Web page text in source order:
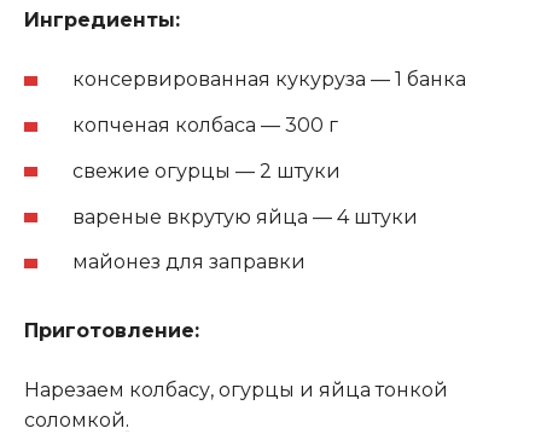
Ингредиенты:
консервированная кукуруза — 1 банка
копченая колбаса — 300 г
свежие огурцы — 2 штуки
вареные вкрутую яйца — 4 штуки
майонез для заправки
Приготовление:
Нарезаем колбасу, огурцы и яйца тонкой
соломкой.